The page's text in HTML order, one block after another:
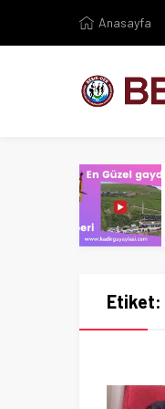
Anasayfa
Etiket: